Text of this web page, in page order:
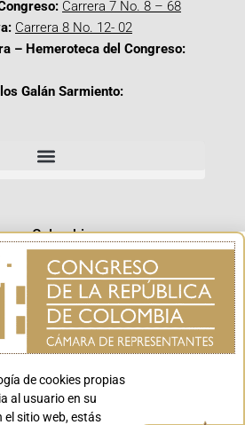
Carrera 7 No. 8 – 68
Carrera 8 No. 12- 02
– Hemeroteca del Congreso:
Galán Sarmiento:
de cookies propias
al usuario en su
el sitio web, estás